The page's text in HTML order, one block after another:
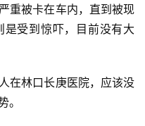
重被卡在车内，直到被现
受到惊吓，目前没有大
在林口长庚医院，应该没
。